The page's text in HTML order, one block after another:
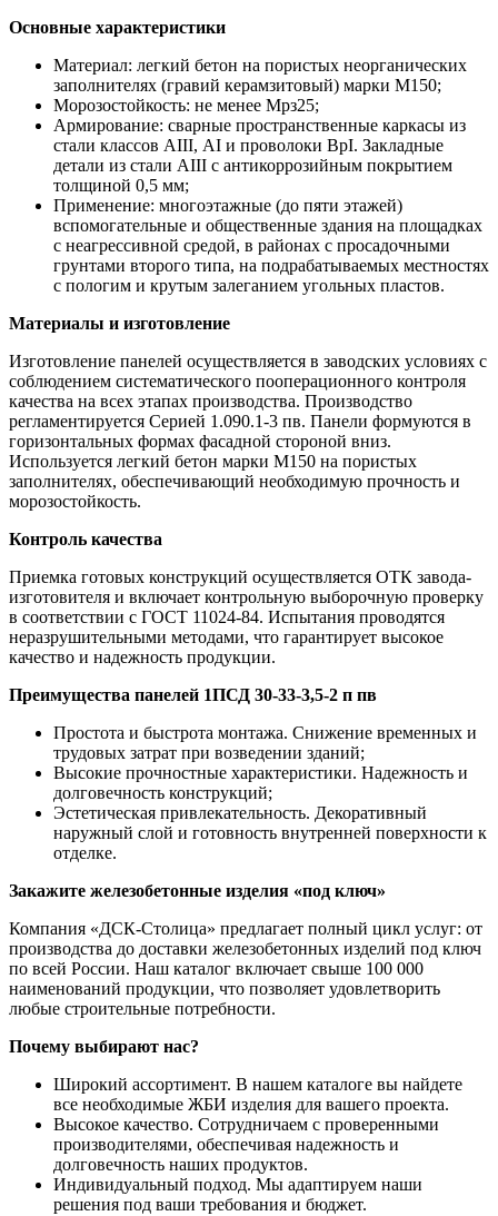
Основные характеристики
Материал: легкий бетон на пористых неорганических
заполнителях (гравий керамзитовый) марки М150;
Морозостойкость: не менее Мрз25;
Армирование: сварные пространственные каркасы из
стали классов АIII, АI и проволоки ВрI. Закладные
детали из стали АIII с антикоррозийным покрытием
толщиной 0,5 мм;
Применение: многоэтажные (до пяти этажей)
вспомогательные и общественные здания на площадках
с неагрессивной средой, в районах с просадочными
грунтами второго типа, на подрабатываемых местностях
с пологим и крутым залеганием угольных пластов.
Материалы и изготовление
Изготовление панелей осуществляется в заводских условиях с
соблюдением систематического пооперационного контроля
качества на всех этапах производства. Производство
регламентируется Серией 1.090.1-3 пв. Панели формуются в
горизонтальных формах фасадной стороной вниз.
Используется легкий бетон марки М150 на пористых
заполнителях, обеспечивающий необходимую прочность и
морозостойкость.
Контроль качества
Приемка готовых конструкций осуществляется ОТК завода-
изготовителя и включает контрольную выборочную проверку
в соответствии с ГОСТ 11024-84. Испытания проводятся
неразрушительными методами, что гарантирует высокое
качество и надежность продукции.
Преимущества панелей 1ПСД 30-33-3,5-2 п пв
Простота и быстрота монтажа. Снижение временных и
трудовых затрат при возведении зданий;
Высокие прочностные характеристики. Надежность и
долговечность конструкций;
Эстетическая привлекательность. Декоративный
наружный слой и готовность внутренней поверхности к
отделке.
Закажите железобетонные изделия «под ключ»
Компания «ДСК-Столица» предлагает полный цикл услуг: от
производства до доставки железобетонных изделий под ключ
по всей России. Наш каталог включает свыше 100 000
наименований продукции, что позволяет удовлетворить
любые строительные потребности.
Почему выбирают нас?
Широкий ассортимент. В нашем каталоге вы найдете
все необходимые ЖБИ изделия для вашего проекта.
Высокое качество. Сотрудничаем с проверенными
производителями, обеспечивая надежность и
долговечность наших продуктов.
Индивидуальный подход. Мы адаптируем наши
решения под ваши требования и бюджет.